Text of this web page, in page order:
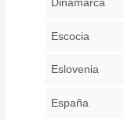
Escocia
Eslovenia
España